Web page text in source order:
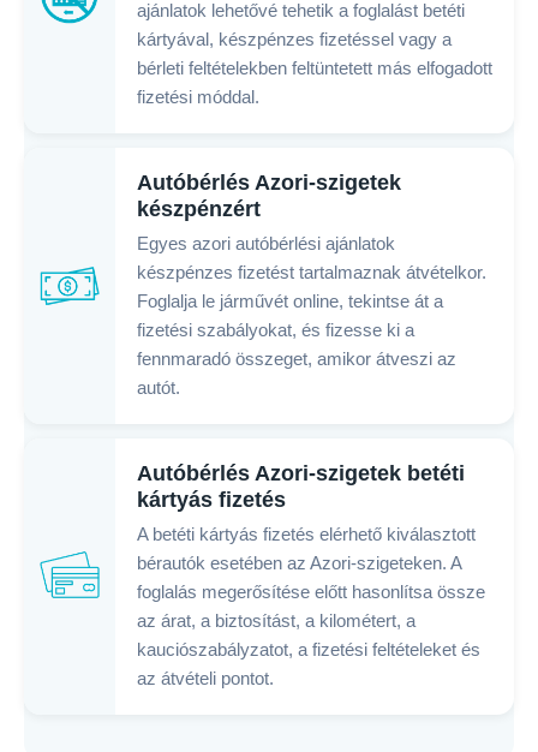
ajánlatok lehetővé tehetik a foglalást betéti
kártyával, készpénzes fizetéssel vagy a
bérleti feltételekben feltüntetett más elfogadott
fizetési móddal.
Autóbérlés Azori-szigetek
készpénzért
Egyes azori autóbérlési ajánlatok
készpénzes fizetést tartalmaznak átvételkor.
Foglalja le járművét online, tekintse át a
fizetési szabályokat, és fizesse ki a
fennmaradó összeget, amikor átveszi az
autót.
Autóbérlés Azori-szigetek betéti
kártyás fizetés
A betéti kártyás fizetés elérhető kiválasztott
bérautók esetében az Azori-szigeteken. A
foglalás megerősítése előtt hasonlítsa össze
az árat, a biztosítást, a kilométert, a
kauciószabályzatot, a fizetési feltételeket és
az átvételi pontot.